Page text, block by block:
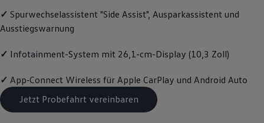
Magazin
Lifestyle
Transport
Elektromobilität
Volkswagen R
Volkswagen Kundenbetreuung
✓ Spurwechselassistent "Side Assist", Ausparkassistent und
Ausstiegswarnung
✓ Infotainment-System mit 26,1-cm-Display (10,3 Zoll)
✓ App‑Connect Wireless für Apple CarPlay und Android Auto
Jetzt Probefahrt vereinbaren